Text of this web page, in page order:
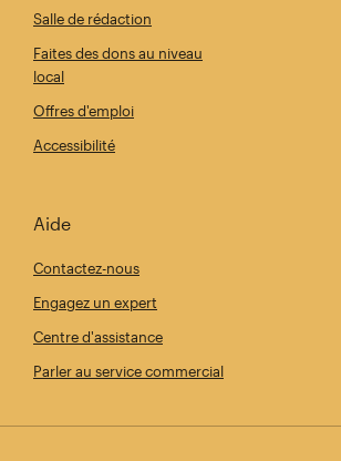
Salle de rédaction
Faites des dons au niveau
local
Offres d'emploi
Accessibilité
Aide
Contactez-nous
Engagez un expert
Centre d'assistance
Parler au service commercial